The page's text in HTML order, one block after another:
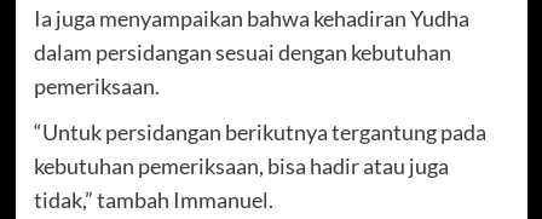
Ia juga menyampaikan bahwa kehadiran Yudha
dalam persidangan sesuai dengan kebutuhan
pemeriksaan.
“Untuk persidangan berikutnya tergantung pada
kebutuhan pemeriksaan, bisa hadir atau juga
tidak,” tambah Immanuel.